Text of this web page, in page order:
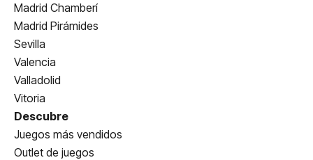
Madrid Chamberí
Madrid Pirámides
Sevilla
Valencia
Valladolid
Vitoria
Descubre
Juegos más vendidos
Outlet de juegos